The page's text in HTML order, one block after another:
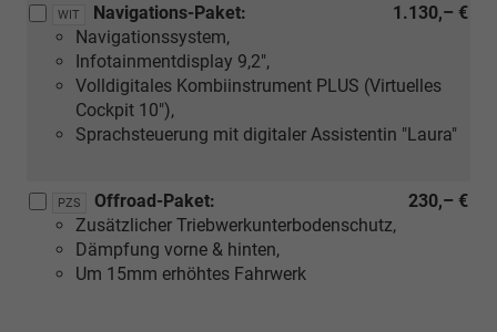
WIT 1.130,– €
Navigations-Paket:
Navigationssystem,
Infotainmentdisplay 9,2",
Volldigitales Kombiinstrument PLUS (Virtuelles
Cockpit 10"),
Sprachsteuerung mit digitaler Assistentin "Laura"
PZS 230,– €
Offroad-Paket:
Zusätzlicher Triebwerkunterbodenschutz,
Dämpfung vorne & hinten,
Um 15mm erhöhtes Fahrwerk